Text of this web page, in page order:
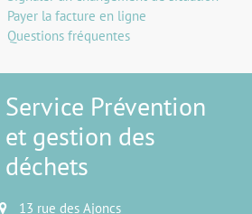
Payer la facture en ligne
Questions fréquentes
Service Prévention
et gestion des
déchets
13 rue des Ajoncs